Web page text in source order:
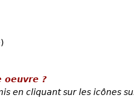
oeuvre ?
en cliquant sur les icônes